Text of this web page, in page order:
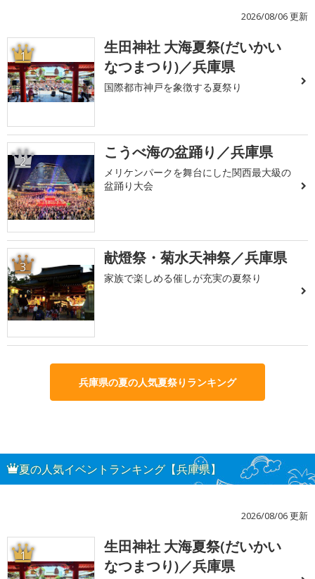
2026/08/06 更新
1
生田神社 大海夏祭(だいかい
なつまつり)／兵庫県
国際都市神戸を象徴する夏祭り
2 こうべ海の盆踊り／兵庫県
メリケンパークを舞台にした関西最大級の
盆踊り大会
3 献燈祭・菊水天神祭／兵庫県
家族で楽しめる催しが充実の夏祭り
兵庫県の夏の人気夏祭りランキング
夏の人気イベントランキング【兵庫県】
2026/08/06 更新
1
生田神社 大海夏祭(だいかい
なつまつり)／兵庫県